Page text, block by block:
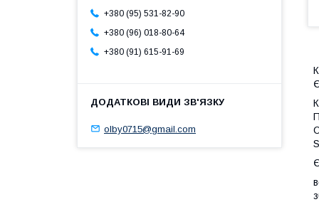
+380 (95) 531-82-90
+380 (96) 018-80-64
+380 (91) 615-91-69
olby0715@gmail.com